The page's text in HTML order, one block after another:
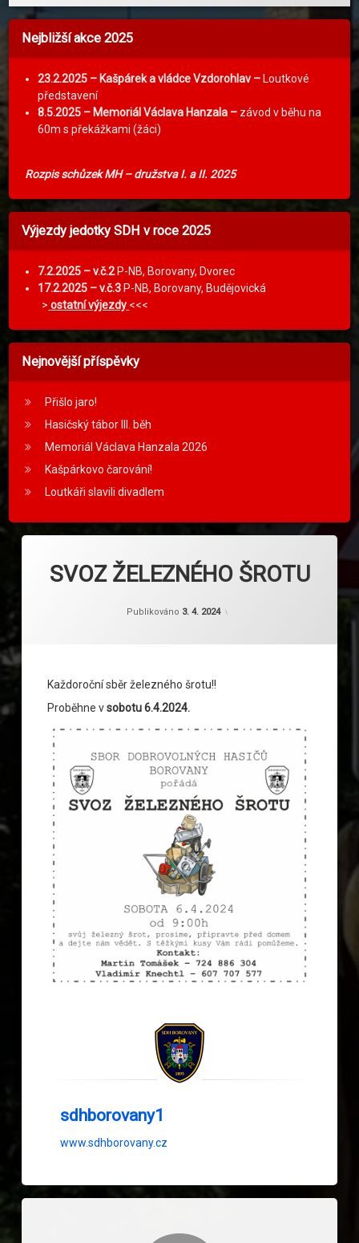
Nejbližší akce 2025
23.2.2025 – Kašpárek a vládce Vzdorohlav – Loutkové
představení
8.5.2025 – Memoriál Václava Hanzala – závod v běhu na
60m s překážkami (žáci)
Rozpis schůzek MH – družstva I. a II. 2025
Výjezdy jedotky SDH v roce 2025
7.2.2025 –v.č.2 P-NB, Borovany, Dvorec
17.2.2025 –v.č.3 P-NB, Borovany, Budějovická
> ostatní výjezdy <<<
Nejnovější příspěvky
Přišlo jaro!
Hasičský tábor III. běh
Memoriál Václava Hanzala 2026
Kašpárkovo čarování!
Loutkáři slavili divadlem
SVOZ ŽELEZNÉHO ŠROTU
Publikováno 3. 4. 2024
Každoroční sběr železného šrotu!!
Proběhne vsobotu 6.4.2024.
sdhborovany1
www.sdhborovany.cz